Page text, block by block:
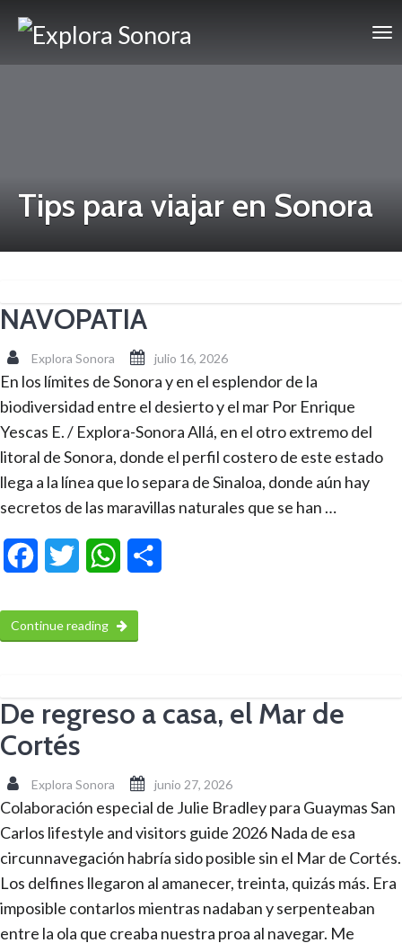
Tips para viajar en Sonora
NAVOPATIA
Explora Sonora julio 16, 2026
En los límites de Sonora y en el esplendor de la
biodiversidad entre el desierto y el mar Por Enrique
Yescas E. / Explora-Sonora Allá, en el otro extremo del
litoral de Sonora, donde el perfil costero de este estado
llega a la línea que lo separa de Sinaloa, donde aún hay
secretos de las maravillas naturales que se han …
FacebookTwitter WhatsApp
Continue reading
De regreso a casa, el Mar de
Cortés
Explora Sonora junio 27, 2026
Colaboración especial de Julie Bradley para Guaymas San
Carlos lifestyle and visitors guide 2026 Nada de esa
circunnavegación habría sido posible sin el Mar de Cortés.
Los delfines llegaron al amanecer, treinta, quizás más. Era
imposible contarlos mientras nadaban y serpenteaban
entre la ola que creaba nuestra proa al navegar. Me